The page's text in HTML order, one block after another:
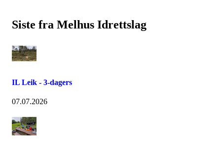
Siste fra Melhus Idrettslag
IL Leik - 3-dagers
07.07.2026